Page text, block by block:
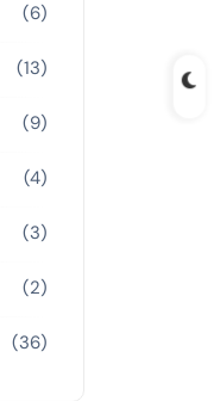
(6)
(13)
(9)
(4)
(3)
(2)
(36)